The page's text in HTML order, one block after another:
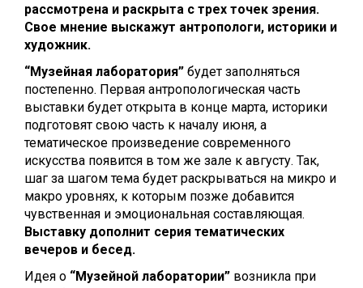
рассмотрена и раскрыта с трех точек зрения.
Свое мнение выскажут антропологи, историки и
художник.
“Музейная лаборатория” будет заполняться
постепенно. Первая антропологическая часть
выставки будет открыта в конце марта, историки
подготовят свою часть к началу июня, а
тематическое произведение современного
искусства появится в том же зале к августу. Так,
шаг за шагом тема будет раскрываться на микро и
макро уровнях, к которым позже добавится
чувственная и эмоциональная составляющая.
Выставку дополнит серия тематических
вечеров и бесед.
Идея о “Музейной лаборатории” возникла при